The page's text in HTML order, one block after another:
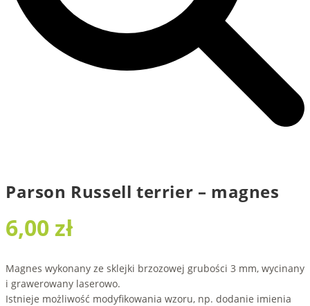
Parson Russell terrier – magnes
6,00 zł
Magnes wykonany ze sklejki brzozowej grubości 3 mm, wycinany
i grawerowany laserowo.
Istnieje możliwość modyfikowania wzoru, np. dodanie imienia